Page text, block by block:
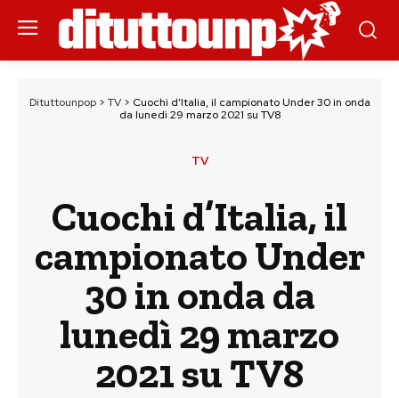
Dituttounpop> TV> Cuochi d’Italia, il campionato Under 30 in onda
da lunedì 29 marzo 2021 su TV8
TV
Cuochi d’Italia, il
campionato Under
30 in onda da
lunedì 29 marzo
2021 su TV8